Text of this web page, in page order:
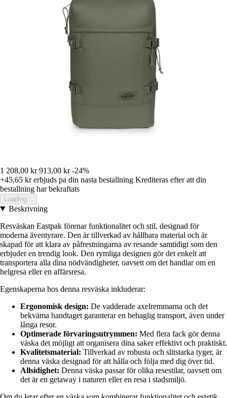
1 208,00 kr 913,00 kr -24%
+45,65 krerbjuds pa din nasta bestallning Krediteras efter att din
bestallning har bekraftats
Loading...
Beskrivning
Resväskan Eastpak förenar funktionalitet och stil, designad för
moderna äventyrare. Den är tillverkad av hållbara material och är
skapad för att klara av påfrestningarna av resande samtidigt som den
erbjuder en trendig look. Den rymliga designen gör det enkelt att
transportera alla dina nödvändigheter, oavsett om det handlar om en
helgresa eller en affärsresa.
Egenskaperna hos denna resväska inkluderar:
Ergonomisk design: De vadderade axelremmarna och det
bekväma handtaget garanterar en behaglig transport, även under
långa resor.
Optimerade förvaringsutrymmen: Med flera fack gör denna
väska det möjligt att organisera dina saker effektivt och praktiskt.
Kvalitetsmaterial: Tillverkad av robusta och slitstarka tyger, är
denna väska designad för att hålla och följa med dig över tid.
Allsidighet: Denna väska passar för olika resestilar, oavsett om
det är en getaway i naturen eller en resa i stadsmiljö.